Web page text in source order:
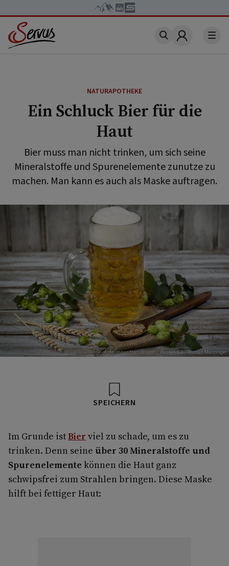
Account
NATURAPOTHEKE
Ein Schluck Bier für die
Haut
Bier muss man nicht trinken, um sich seine
Mineralstoffe und Spurenelemente zunutze zu
machen. Man kann es auch als Maske auftragen.
Foto: mauritius images / Westend61 / Roman Märzinger
SPEICHERN
Im Grunde istBier viel zu schade, um es zu
trinken. Denn seine über 30 Mineralstoffe und
Spurenelemente können die Haut ganz
schwipsfrei zum Strahlen bringen. Diese Maske
hilft bei fettiger Haut: